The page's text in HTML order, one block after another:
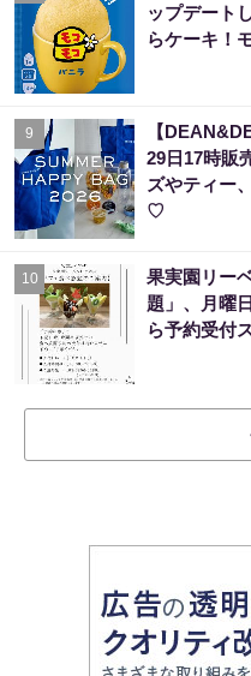
ップデート
らケーキ！
9
【
29日17時販
ズやティー
♡
10
果実園リー
題」、月曜
ら予約受付